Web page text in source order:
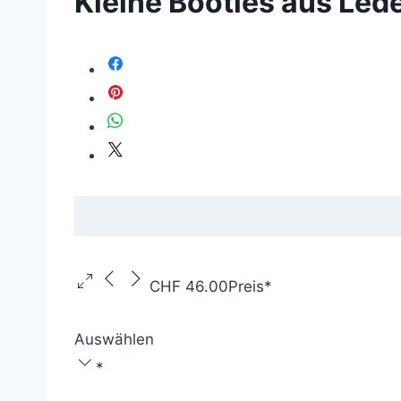
CHF 46.00Preis*
Auswählen
*